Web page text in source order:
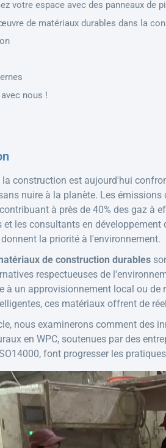
votre espace avec des panneaux de
de matériaux durables dans la
nous !
la construction est aujourd'hui
nuire à la planète. Les
à près de 40% des gaz à
et les consultants en
la priorité à l'environnement.
de construction durables
respectueuses de
à un approvisionnement local ou de
ces matériaux offrent de
nous examinerons comment des
en WPC, soutenues par des
font progresser les